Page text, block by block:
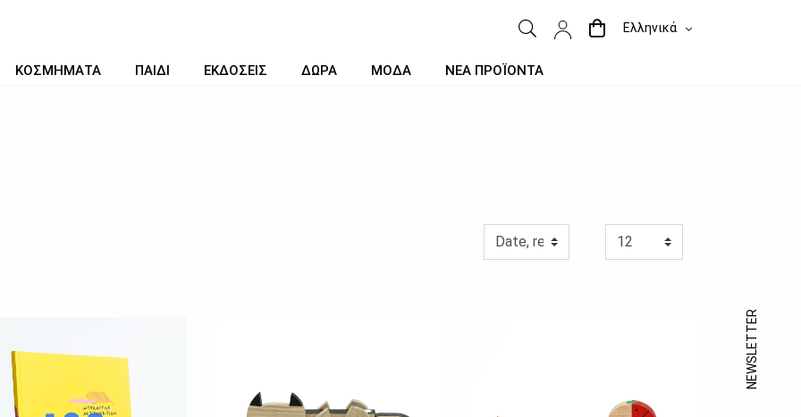
Ελληνικά
ΚΟΣΜΗΜΑΤΑ ΠΑΙΔΙ ΕΚΔΟΣΕΙΣ ΔΩΡΑ ΜΟΔΑ ΝΕΑ ΠΡΟΪΟΝΤΑ
NEWSLETTER